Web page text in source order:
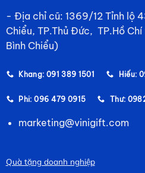
- Địa chỉ cũ: 1369/12 Tỉnh lộ
Chiểu, TP.Thủ Đức, TP.Hồ
Bình Chiểu)
Khang: 091 389 1501 Hiếu:
Phi: 096 479 0915 Thư:
marketing@vinigift.com
Quà tặng doanh nghiệp